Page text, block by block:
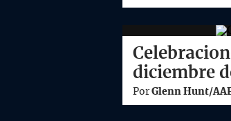
diciembre
PorGlenn Hunt/